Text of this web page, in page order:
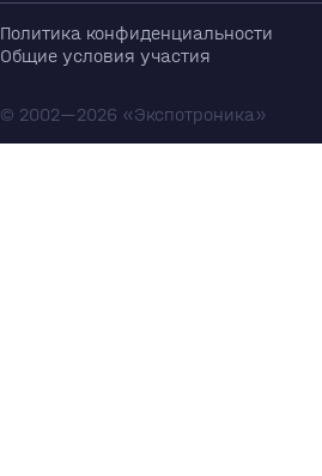
Политика конфиденциальности
Общие условия участия
© 2002—2026 «Экспотроника»